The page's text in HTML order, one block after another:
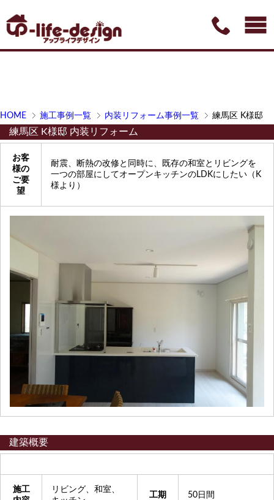
HOME 施工事例一覧 内装リフォーム事例一覧 練馬区 K様邸
練馬区 K様邸 内装リフォーム
お客
様の
ご要
望
耐震、断熱の改修と同時に、既存の和室とリビングを
一つの部屋にしてオープンキッチンのLDKにしたい（K
様より）
建築概要
施工
リビング、和室、
工期 50日間